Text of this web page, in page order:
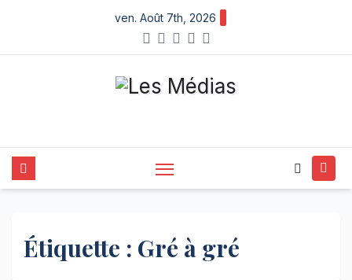
content
ven. Août 7th, 2026
Étiquette : Gré à gré